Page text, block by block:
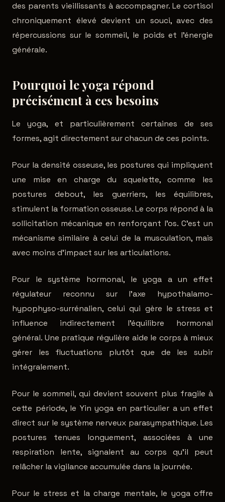
des parents vieillissants à accompagner. Le cortisol
chroniquement élevé devient un souci, avec des
répercussions sur le sommeil, le poids et l'énergie
générale.
Pourquoi le yoga répond
précisément à ces besoins
Le yoga, et particulièrement certaines de ses
formes, agit directement sur chacun de ces points.
Pour la densité osseuse, les postures qui impliquent
une mise en charge du squelette, comme les
postures debout, les guerriers, les équilibres,
stimulent la formation osseuse. Le corps répond à la
sollicitation mécanique en renforçant l'os. C'est un
mécanisme similaire à celui de la musculation, mais
avec moins d'impact sur les articulations.
Pour le système hormonal, le yoga a un effet
régulateur reconnu sur l'axe hypothalamo-
hypophyso-surrénalien, celui qui gère le stress et
influence indirectement l'équilibre hormonal
général. Une pratique régulière aide le corps à mieux
gérer les fluctuations plutôt que de les subir
intégralement.
Pour le sommeil, qui devient souvent plus fragile à
cette période, le Yin yoga en particulier a un effet
direct sur le système nerveux parasympathique. Les
postures tenues longuement, associées à une
respiration lente, signalent au corps qu'il peut
relâcher la vigilance accumulée dans la journée.
Pour le stress et la charge mentale, le yoga offre